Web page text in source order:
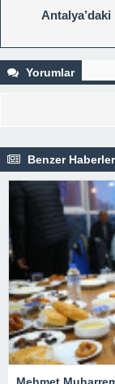
Yorumlar
Benzer Haberler